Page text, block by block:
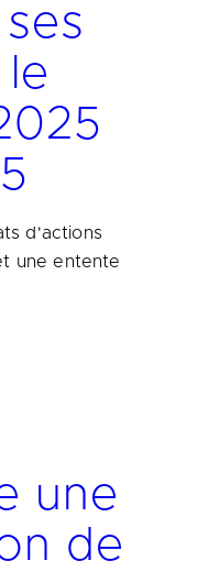
d'actions
une entente
une
de